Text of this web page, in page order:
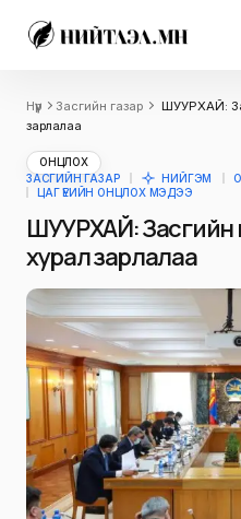
Нүүр Засгийн газар
ШУУРХАЙ:
зарлалаа
ОНЦЛОХ
ЗАСГИЙН ГАЗАР
НИЙГЭМ
ЦАГ ҮЕИЙН ОНЦЛОХ МЭДЭЭ
ШУУРХАЙ: Засгийн
хурал зарлалаа